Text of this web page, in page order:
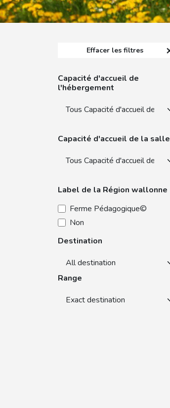
Effacer les filtres
Capacité d'accueil de
l'hébergement
Capacité d'accueil de la salle
Label de la Région wallonne
Ferme Pédagogique©
Non
Destination
Range